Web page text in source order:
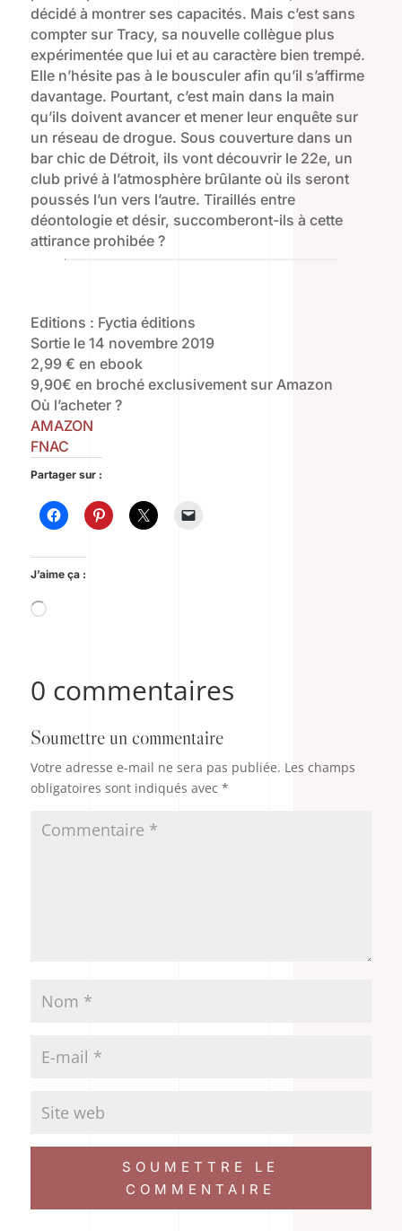
décidé à montrer ses capacités. Mais c’est sans
compter sur Tracy, sa nouvelle collègue plus
expérimentée que lui et au caractère bien trempé.
Elle n’hésite pas à le bousculer afin qu’il s’affirme
davantage. Pourtant, c’est main dans la main
qu’ils doivent avancer et mener leur enquête sur
un réseau de drogue. Sous couverture dans un
bar chic de Détroit, ils vont découvrir le 22e, un
club privé à l’atmosphère brûlante où ils seront
poussés l’un vers l’autre. Tiraillés entre
déontologie et désir, succomberont-ils à cette
attirance prohibée ?
Editions : Fyctia éditions
Sortie le 14 novembre 2019
2,99 € en ebook
9,90€ en broché exclusivement sur Amazon
Où l’acheter ?
AMAZON
FNAC
Partager sur :
J’aime ça :
Chargement…
0 commentaires
Soumettre un commentaire
Votre adresse e-mail ne sera pas publiée. Les champs
obligatoires sont indiqués avec *
SOUMETTRE LE
COMMENTAIRE